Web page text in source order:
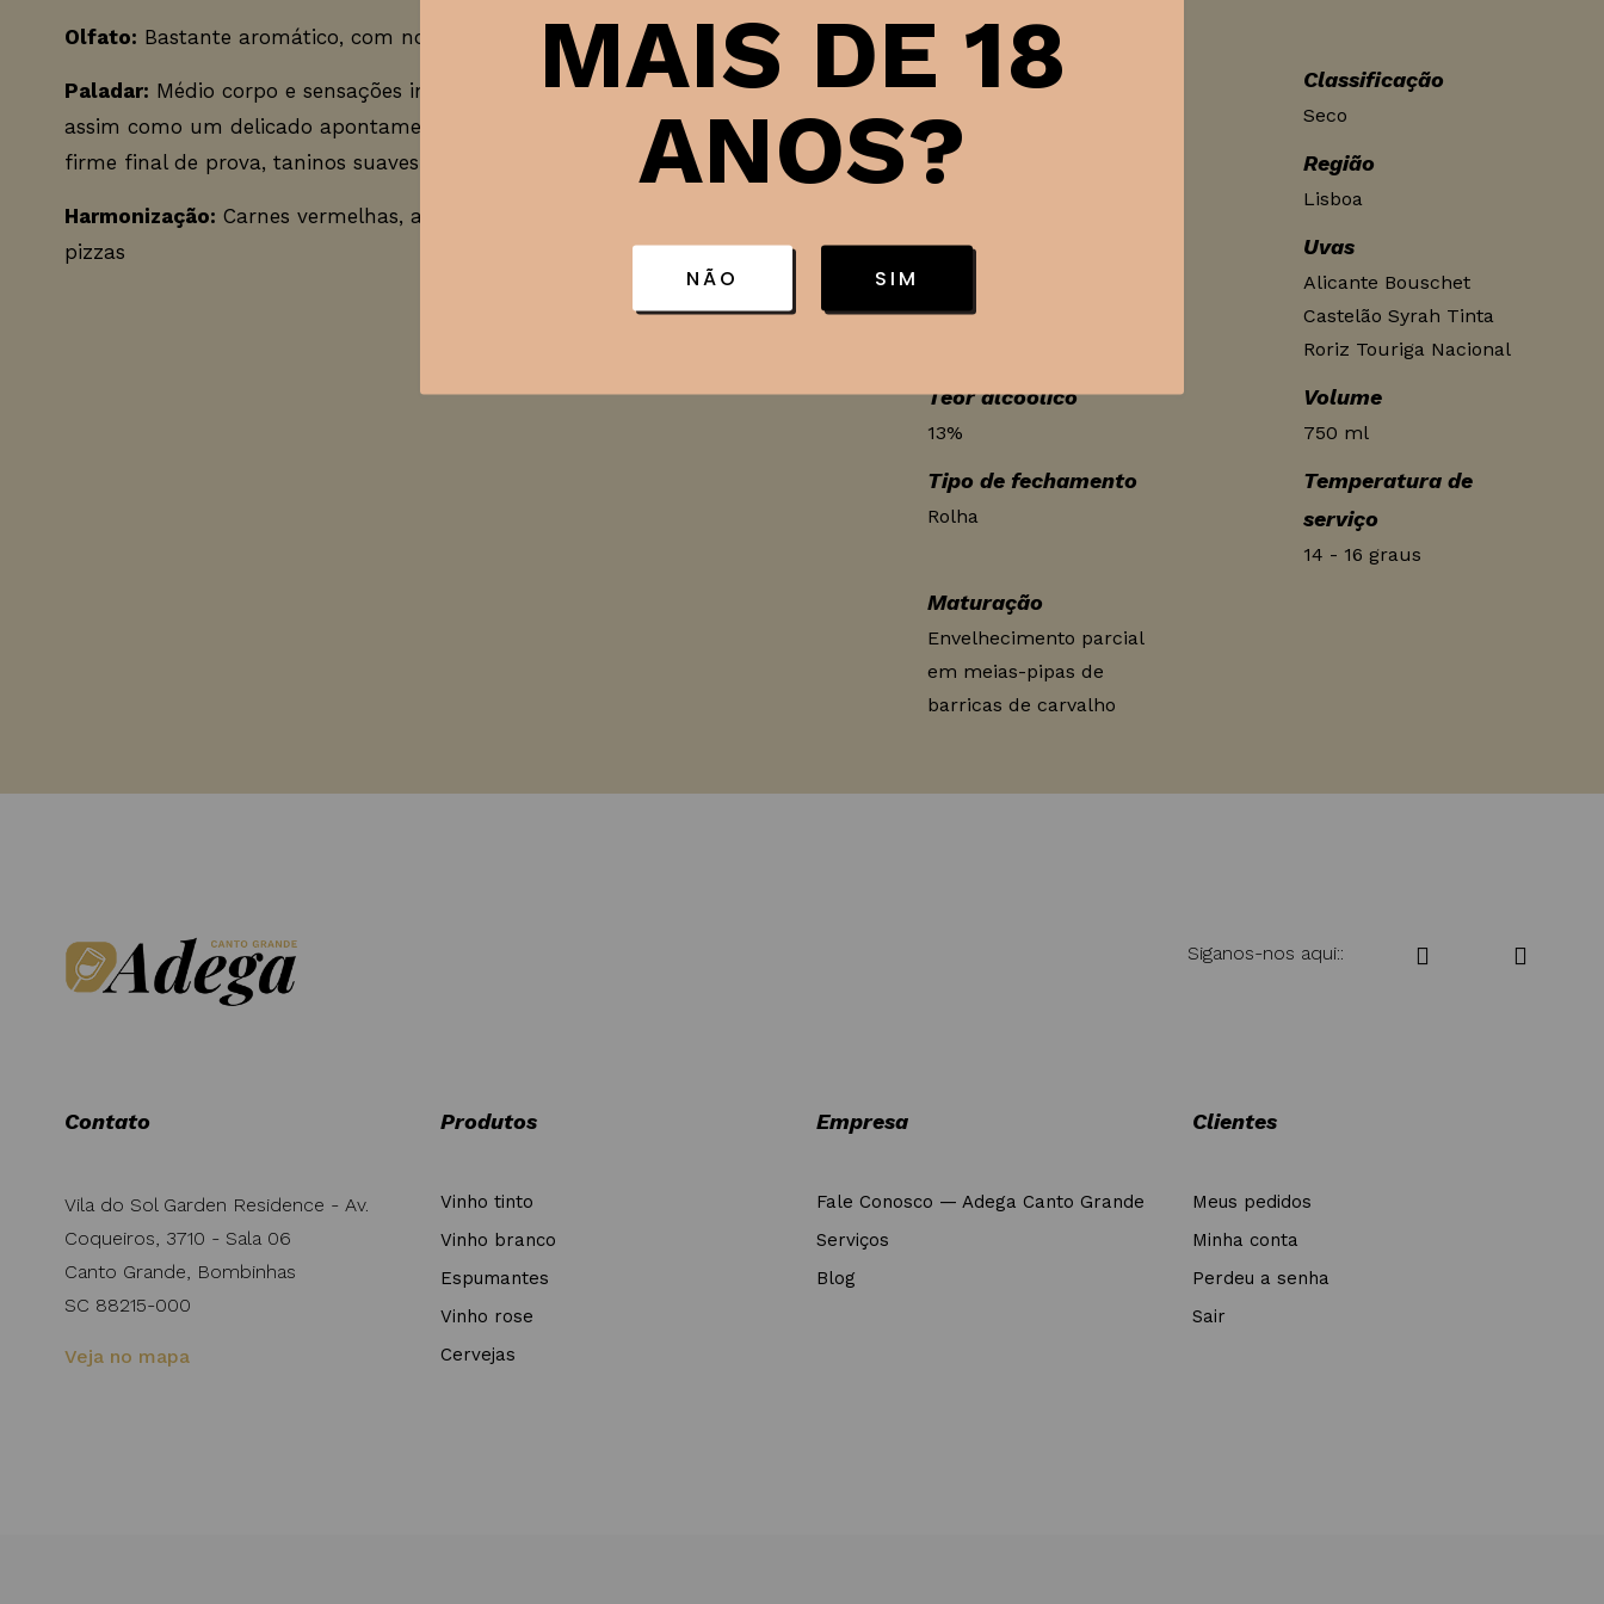
Olfato: Bastante aromático, com notas de frutos silvestres e maduros
Paladar: Médio corpo e sensações intensas de cereja preta e cássis,
assim como um delicado apontamento a madeira. Termina com um
firme final de prova, taninos suaves e novamente fruta
Harmonização: Carnes vermelhas, aves, massas com molho vermelho e
pizzas
Tipo de vinho
Tinto
Classificação
Seco
País Região
Lisboa
Produtor Uvas
Alicante Bouschet
Castelão Syrah Tinta
Roriz Touriga Nacional
Teor alcoólico
13%
Volume
750 ml
Tipo de fechamento
Rolha
Temperatura de
serviço
14 - 16 graus
Maturação
Envelhecimento parcial
em meias-pipas de
barricas de carvalho
Siganos-nos aqui::
Contato
Vila do Sol Garden Residence - Av.
Coqueiros, 3710 - Sala 06
Canto Grande, Bombinhas
SC 88215-000
Veja no mapa
Produtos
Vinho tinto
Vinho branco
Espumantes
Vinho rose
Cervejas
Empresa
Fale Conosco — Adega Canto Grande
Serviços
Blog
Clientes
Meus pedidos
Minha conta
Perdeu a senha
Sair
MAIS DE 18
ANOS?
NÃO SIM